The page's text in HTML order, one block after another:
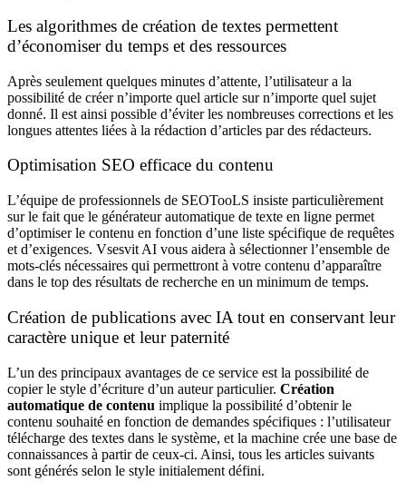
Les algorithmes de création de textes permettent
d’économiser du temps et des ressources
Après seulement quelques minutes d’attente, l’utilisateur a la
possibilité de créer n’importe quel article sur n’importe quel sujet
donné. Il est ainsi possible d’éviter les nombreuses corrections et les
longues attentes liées à la rédaction d’articles par des rédacteurs.
Optimisation SEO efficace du contenu
L’équipe de professionnels de SEOTooLS insiste particulièrement
sur le fait que le générateur automatique de texte en ligne permet
d’optimiser le contenu en fonction d’une liste spécifique de requêtes
et d’exigences. Vsesvit AI vous aidera à sélectionner l’ensemble de
mots-clés nécessaires qui permettront à votre contenu d’apparaître
dans le top des résultats de recherche en un minimum de temps.
Création de publications avec IA tout en conservant leur
caractère unique et leur paternité
L’un des principaux avantages de ce service est la possibilité de
copier le style d’écriture d’un auteur particulier. Création
automatique de contenu implique la possibilité d’obtenir le
contenu souhaité en fonction de demandes spécifiques : l’utilisateur
télécharge des textes dans le système, et la machine crée une base de
connaissances à partir de ceux-ci. Ainsi, tous les articles suivants
sont générés selon le style initialement défini.